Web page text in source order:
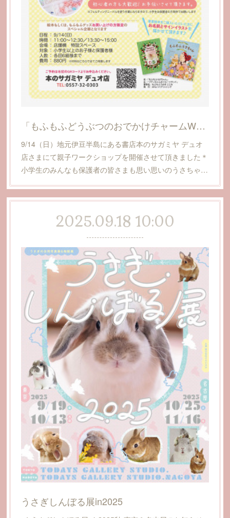
「もふもふどうぶつのおでかけチャームWS」
9/14（日）地元伊豆半島にある書店本のサガミヤ デュオ
店さまにて親子ワークショップを開催させて頂きました＊
小学生のみんなも保護者の皆さまも思い思いのうさちゃ…
2025.09.18 10:00
うさぎしんぼる展in2025